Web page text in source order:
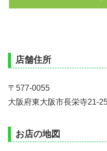
店舗住所
〒577-0055
大阪府東大阪市長栄寺21-
お店の地図